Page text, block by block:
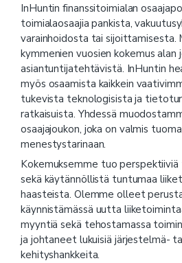
InHuntin finanssitoimialan
toimialaosaajia pankista,
varainhoidosta tai sijoittamisesta.
kymmenien vuosien kokemus alan
asiantuntijatehtävistä. InHuntin
myös osaamista kaikkein
tukevista teknologisista ja
ratkaisuista. Yhdessä
osaajajoukon, joka on valmis
menestystarinaan.
Kokemuksemme tuo perspektiiviä
sekä käytännöllistä tuntumaa
haasteista. Olemme olleet
käynnistämässä uutta
myyntiä sekä tehostamassa
ja johtaneet lukuisiä järjestelmä-
kehityshankkeita.